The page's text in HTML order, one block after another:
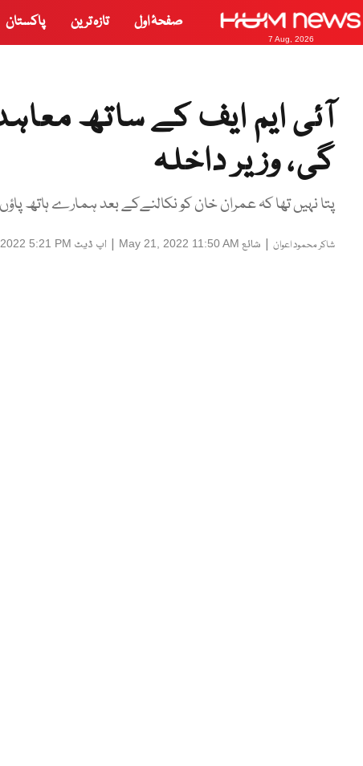
7 Aug, 2026
صفحۂ اول تازہ ترین پاکستان
آئی ایم ایف کے ساتھ
گی، وزیر داخلہ
پتا نہیں تھا کہ عمران خان کو نکالنےکے بعد ہمارے ہاتھ پاؤں
شاکر محمود اعوان | شائع May 21, 2022 11:50 AM
| اپ ڈیٹ 5:21 PM